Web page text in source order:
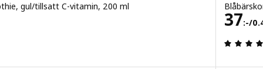
gul/tillsatt C-vitamin, 200 ml
4.2 utav 5 stjärnor. Totalt antal recensioner:
37:-/
Pris